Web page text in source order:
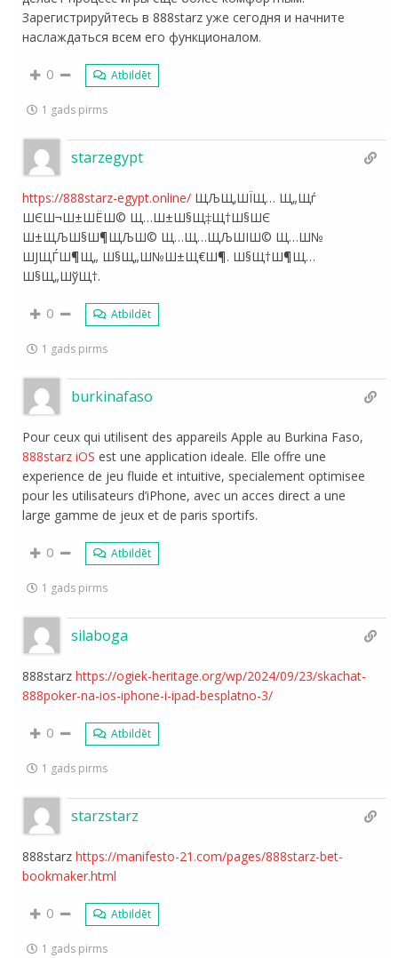
Зарегистрируйтесь в 888starz уже сегодня и начните
наслаждаться всем его функционалом.
0 Atbildēt
1 gads pirms
starzegypt
https://888starz-egypt.online/ ЩЉЩ‚ШЇЩ… Щ„Щѓ
ШЄШ¬Ш±ШЁШ© Щ…Ш±Ш§Щ‡Щ†Ш§ШЄ
Ш±ЩЉШ§Ш¶ЩЉШ© Щ…Щ…ЩЉШІШ© Щ…Ш№
ШЈЩЃШ¶Щ„ Ш§Щ„Ш№Ш±Щ€Ш¶. Ш§Щ†Ш¶Щ…
Ш§Щ„ШўЩ†.
0 Atbildēt
1 gads pirms
burkinafaso
Pour ceux qui utilisent des appareils Apple au Burkina Faso,
888starz iOS est une application ideale. Elle offre une
experience de jeu fluide et intuitive, specialement optimisee
pour les utilisateurs d’iPhone, avec un acces direct a une
large gamme de jeux et de paris sportifs.
0 Atbildēt
1 gads pirms
silaboga
888starzhttps://ogiek-heritage.org/wp/2024/09/23/skachat-
888poker-na-ios-iphone-i-ipad-besplatno-3/
0 Atbildēt
1 gads pirms
starzstarz
888starzhttps://manifesto-21.com/pages/888starz-bet-
bookmaker.html
0 Atbildēt
1 gads pirms